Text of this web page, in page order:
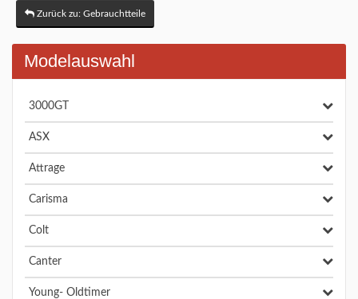
Zurück zu: Gebrauchtteile
Modelauswahl
3000GT
ASX
Attrage
Carisma
Colt
Canter
Young- Oldtimer